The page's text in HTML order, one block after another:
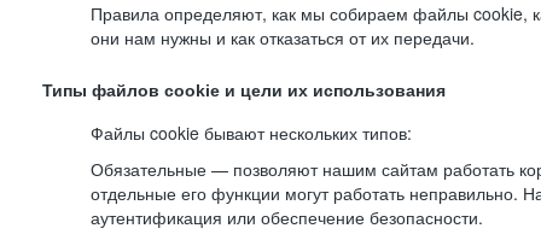
Правила определяют, как мы собираем файлы cookie,
они нам нужны и как отказаться от их передачи.
Типы файлов cookie и цели их использования
Файлы cookie бывают нескольких типов:
Обязательные — позволяют нашим сайтам работать
отдельные его функции могут работать неправильно.
аутентификация или обеспечение безопасности.